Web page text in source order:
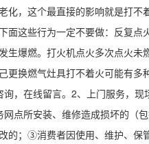
，这个最直接的影响就是打
面这些行为一定不要做：反复
爆燃。打火机点火多次点火
换燃气灶具打不着火可能有
，在线留言。2、上门服务，
点所安装、维修造成损坏的
；③消费者因使用、维护、